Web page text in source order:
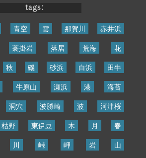
tags:
青空 雲 那賀川 赤井浜
蓑掛岩 落居 荒海 花
秋 磯 砂浜 白浜 田牛
牛原山 瀬浜 港 海苔
洞穴 波勝崎 波 河津桜
枯野 東伊豆 木 月 春
川 峠 岬 岩 山